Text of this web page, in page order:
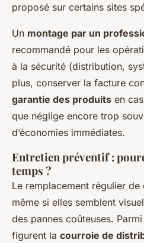
proposé sur certains sites
Un montage par un
recommandé pour les
à la sécurité (distribution,
plus, conserver la facture
garantie des produits en
que néglige encore trop
d’économies immédiates.
Entretien préventif :
temps ?
Le remplacement régulier de
même si elles semblent
des pannes coûteuses.
figurent la courroie de